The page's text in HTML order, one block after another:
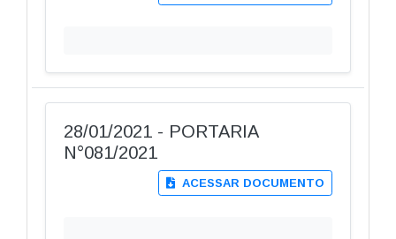
28/01/2021 - PORTARIA
N°081/2021
ACESSAR DOCUMENTO